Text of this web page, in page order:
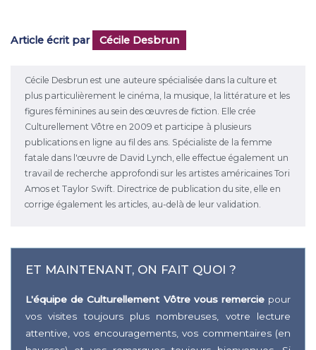
Article écrit par Cécile Desbrun
Cécile Desbrun est une auteure spécialisée dans la culture et
plus particulièrement le cinéma, la musique, la littérature et les
figures féminines au sein des œuvres de fiction. Elle crée
Culturellement Vôtre en 2009 et participe à plusieurs
publications en ligne au fil des ans. Spécialiste de la femme
fatale dans l'œuvre de David Lynch, elle effectue également un
travail de recherche approfondi sur les artistes américaines Tori
Amos et Taylor Swift. Directrice de publication du site, elle en
corrige également les articles, au-delà de leur validation.
ET MAINTENANT, ON FAIT QUOI ?
L'équipe de Culturellement Vôtre vous remerciepour
vos visites toujours plus nombreuses, votre lecture
attentive, vos encouragements, vos commentaires (en